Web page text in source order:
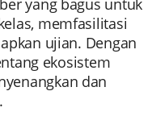
yang bagus untuk
memfasilitasi
ujian. Dengan
ekosistem
dan